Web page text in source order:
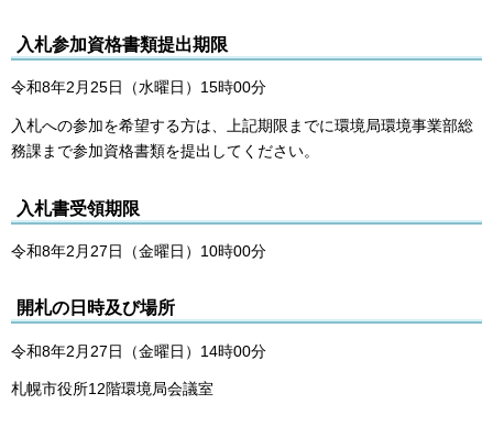
入札参加資格書類提出期限
令和8年2月25日（水曜日）15時00分
入札への参加を希望する方は、上記期限までに環境局環境事業部総
務課まで参加資格書類を提出してください。
入札書受領期限
令和8年2月27日（金曜日）10時00分
開札の日時及び場所
令和8年2月27日（金曜日）14時00分
札幌市役所12階環境局会議室